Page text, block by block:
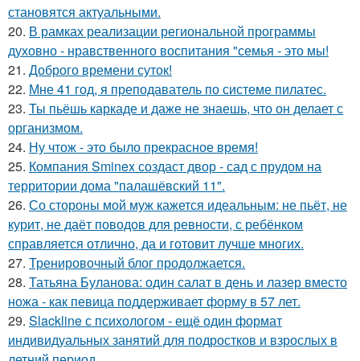
становятся актуальными.
20. В рамках реализации региональной программы
духовно - нравственного воспитания "семья - это мы!
21. Доброго времени суток!
22. Мне 41 год, я преподаватель по системе пилатес.
23. Ты пьёшь каркаде и даже не знаешь, что он делает с
организмом.
24. Ну чтож - это было прекрасное время!
25. Компания Sminex создаст двор - сад с прудом на
территории дома "палашёвский 11".
26. Со стороны мой муж кажется идеальным: не пьёт, не
курит, не даёт поводов для ревности, с ребёнком
справляется отлично, да и готовит лучше многих.
27. Тренировочный блог продолжается.
28. Татьяна Буланова: один салат в день и лазер вместо
ножа - как певица поддерживает форму в 57 лет.
29. Slackline с психологом - ещё один формат
индивидуальных занятий для подростков и взрослых в